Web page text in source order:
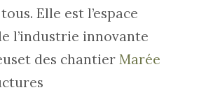
Elle est l’espace
l’industrie innovante
des chantier Marée